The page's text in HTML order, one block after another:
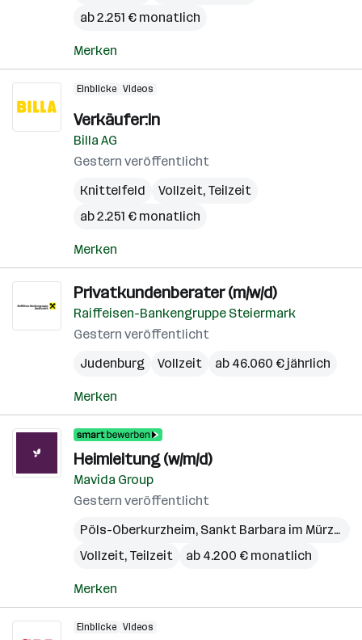
ab 2.251 € monatlich
Merken
Einblicke Videos
Verkäufer:in
Billa AG
Gestern veröffentlicht
Knittelfeld
Vollzeit, Teilzeit
ab 2.251 € monatlich
Merken
Privatkundenberater (m/w/d)
Raiffeisen-Bankengruppe Steiermark
Gestern veröffentlicht
Judenburg
Vollzeit ab 46.060 € jährlich
Merken
Heimleitung (w/m/d)
Mavida Group
Gestern veröffentlicht
Pöls-Oberkurzheim, Sankt Barbara im Mürztal
Vollzeit, Teilzeit
ab 4.200 € monatlich
Merken
Einblicke Videos